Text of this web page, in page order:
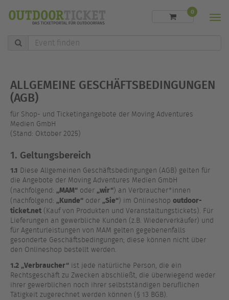
Event
finden
0
ALLGEMEINE GESCHÄFTSBEDINGUNGEN
(AGB)
für Shop- und Ticketingangebote der Moving Adventures
Medien GmbH
(Stand: Oktober 2025)
1. Geltungsbereich
1.1 Diese Allgemeinen Geschäftsbedingungen (AGB) gelten für
die Angebote der Moving Adventures Medien GmbH
(nachfolgend: „MAM“ oder „wir“) an Verbraucher*innen
(nachfolgend: „Kunde“ oder „Sie“) im Onlineshop outdoor-
ticket.net (Kauf von Produkten und Veranstaltungstickets). Für
Lieferungen an gewerbliche Kunden (z.B. Wiederverkäufer) und
für Agenturleistungen von MAM gelten gegebenenfalls
gesonderte Geschäftsbedingungen; diese können nicht über
den Onlineshop bestellt werden.
1.2 „Verbraucher“ ist jede natürliche Person, die ein
Rechtsgeschäft zu Zwecken abschließt, die überwiegend weder
ihrer gewerblichen noch ihrer selbstständigen beruflichen
Tätigkeit zugerechnet werden können (§ 13 BGB).